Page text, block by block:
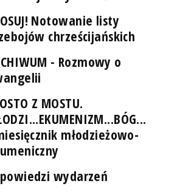
Notowanie listy
chrześcijańskich
- Rozmowy o
Z MOSTU.
młodzieżowo-
wydarzeń